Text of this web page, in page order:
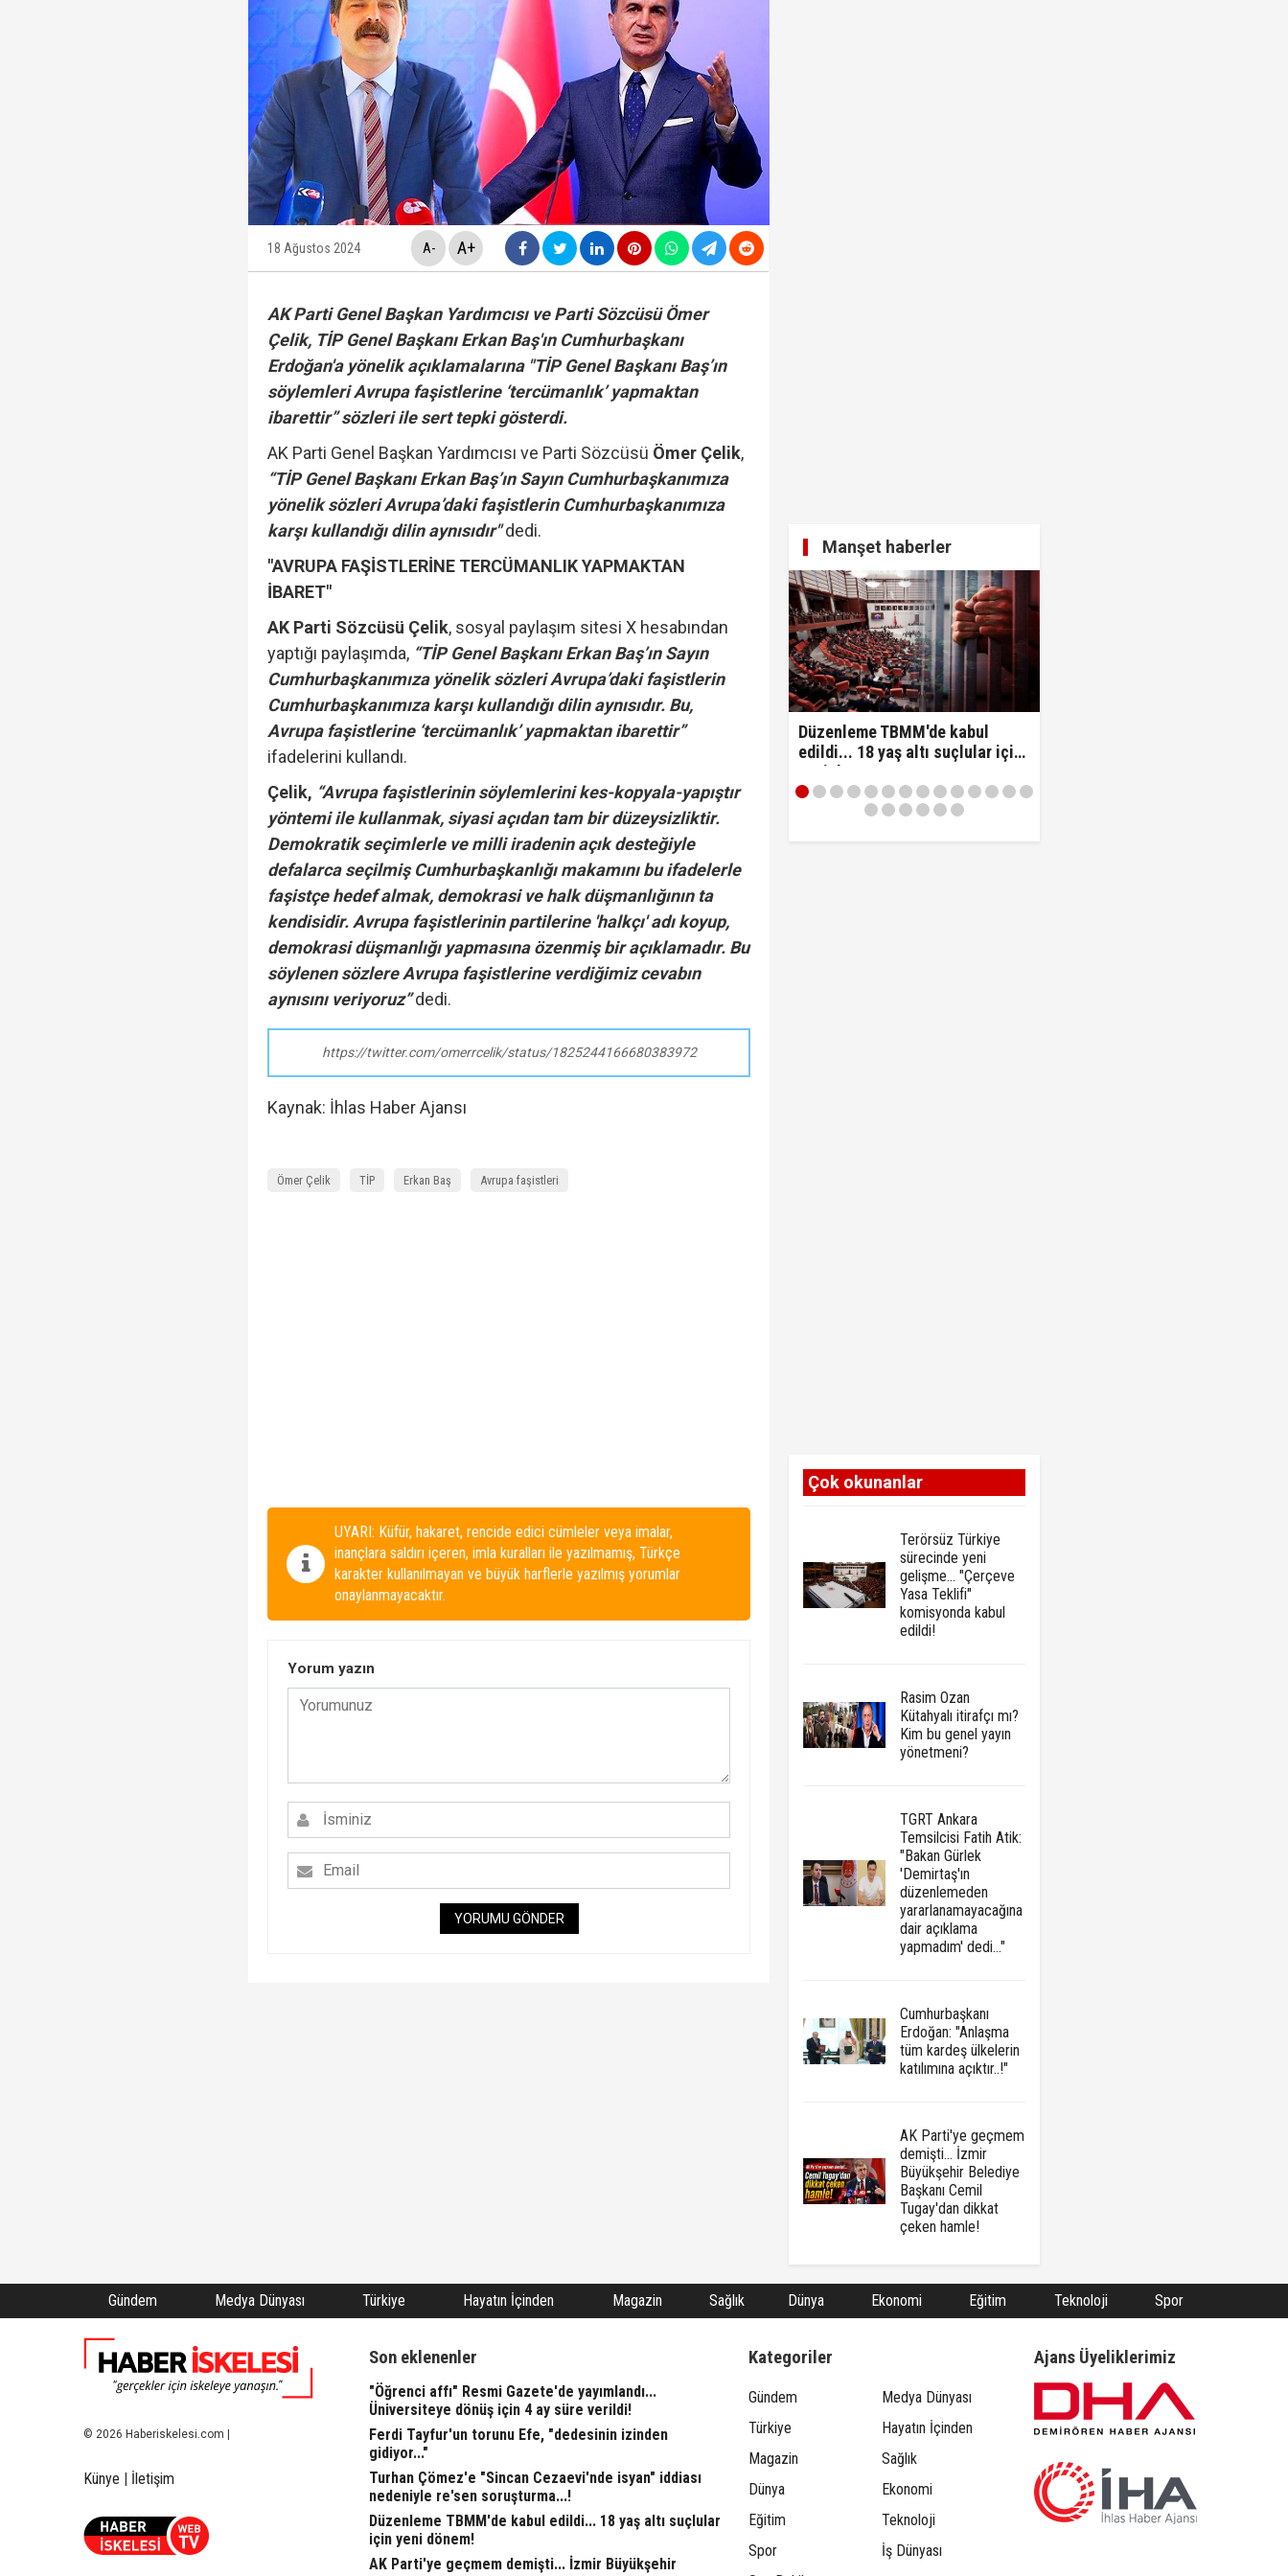
AK Parti'ye geçmem demişti... İzmir Büyükşehir Belediye Başkanı Cemil Tugay'dan dikkat çeken hamle!
Cumhurbaşkanı Erdoğan'dan gece yarısı atama kararları! Resmi Gazete'de yayımlandı…
Rasim Ozan Kütahyalı itirafçı mı? Kim bu genel yayın yönetmeni?
Terörsüz Türkiye sürecinde yeni gelişme... "Çerçeve Yasa Teklifi" komisyonda kabul edildi!
TGRT Ankara Temsilcisi Fatih Atik: "Bakan Gürlek 'Demirtaş'ın düzenlemeden yararlanamayacağına dair açıklama
yapmadım' dedi..."
Cumhurbaşkanı Erdoğan: "Anlaşma tüm kardeş ülkelerin katılımına açıktır..!"
"Öğrenci affı" Resmi Gazete'de yayımlandı... Üniversiteye dönüş için 4 ay süre verildi!
18 Ağustos 2024 A- A+
AK Parti Genel Başkan Yardımcısı ve Parti Sözcüsü Ömer
Çelik, TİP Genel Başkanı Erkan Baş'ın Cumhurbaşkanı
Erdoğan'a yönelik açıklamalarına "TİP Genel Başkanı Baş’ın
söylemleri Avrupa faşistlerine ‘tercümanlık’ yapmaktan
ibarettir” sözleri ile sert tepki gösterdi.
AK Parti Genel Başkan Yardımcısı ve Parti Sözcüsü Ömer Çelik,
“TİP Genel Başkanı Erkan Baş’ın Sayın Cumhurbaşkanımıza
yönelik sözleri Avrupa’daki faşistlerin Cumhurbaşkanımıza
karşı kullandığı dilin aynısıdır"dedi.
"AVRUPA FAŞİSTLERİNE TERCÜMANLIK YAPMAKTAN
İBARET"
AK Parti Sözcüsü Çelik, sosyal paylaşım sitesi X hesabından
yaptığı paylaşımda, “TİP Genel Başkanı Erkan Baş’ın Sayın
Cumhurbaşkanımıza yönelik sözleri Avrupa’daki faşistlerin
Cumhurbaşkanımıza karşı kullandığı dilin aynısıdır. Bu,
Avrupa faşistlerine ‘tercümanlık’ yapmaktan ibarettir”
ifadelerini kullandı.
Çelik, “Avrupa faşistlerinin söylemlerini kes-kopyala-yapıştır
yöntemi ile kullanmak, siyasi açıdan tam bir düzeysizliktir.
Demokratik seçimlerle ve milli iradenin açık desteğiyle
defalarca seçilmiş Cumhurbaşkanlığı makamını bu ifadelerle
faşistçe hedef almak, demokrasi ve halk düşmanlığının ta
kendisidir. Avrupa faşistlerinin partilerine 'halkçı' adı koyup,
demokrasi düşmanlığı yapmasına özenmiş bir açıklamadır. Bu
söylenen sözlere Avrupa faşistlerine verdiğimiz cevabın
aynısını veriyoruz”dedi.
https://twitter.com/omerrcelik/status/1825244166680383972
Kaynak: İhlas Haber Ajansı
Ömer Çelik TİP Erkan Baş Avrupa faşistleri
UYARI: Küfür, hakaret, rencide edici cümleler veya imalar,
inançlara saldırı içeren, imla kuralları ile yazılmamış, Türkçe
karakter kullanılmayan ve büyük harflerle yazılmış yorumlar
onaylanmayacaktır.
Yorum yazın
YORUMU GÖNDER
Manşet haberler
Düzenleme TBMM'de kabul
edildi... 18 yaş altı suçlular için
yeni dönem!
Çok okunanlar
Terörsüz Türkiye
sürecinde yeni
gelişme... "Çerçeve
Yasa Teklifi"
komisyonda kabul
edildi!
Rasim Ozan
Kütahyalı itirafçı mı?
Kim bu genel yayın
yönetmeni?
TGRT Ankara
Temsilcisi Fatih Atik:
"Bakan Gürlek
'Demirtaş'ın
düzenlemeden
yararlanamayacağına
dair açıklama
yapmadım' dedi..."
Cumhurbaşkanı
Erdoğan: "Anlaşma
tüm kardeş ülkelerin
katılımına açıktır..!"
AK Parti'ye geçmem
demişti... İzmir
Büyükşehir Belediye
Başkanı Cemil
Tugay'dan dikkat
çeken hamle!
Gündem Medya Dünyası Türkiye Hayatın İçinden Magazin Sağlık Dünya Ekonomi Eğitim Teknoloji Spor
© 2026 Haberiskelesi.com |
Künye | İletişim
Son eklenenler
"Öğrenci affı" Resmi Gazete'de yayımlandı...
Üniversiteye dönüş için 4 ay süre verildi!
Ferdi Tayfur'un torunu Efe, "dedesinin izinden
gidiyor..."
Turhan Çömez'e "Sincan Cezaevi'nde isyan" iddiası
nedeniyle re'sen soruşturma...!
Düzenleme TBMM'de kabul edildi... 18 yaş altı suçlular
için yeni dönem!
AK Parti'ye geçmem demişti... İzmir Büyükşehir
Kategoriler
Gündem
Medya Dünyası
Türkiye
Hayatın İçinden
Magazin
Sağlık
Dünya
Ekonomi
Eğitim
Teknoloji
Spor
İş Dünyası
Ajans Üyeliklerimiz